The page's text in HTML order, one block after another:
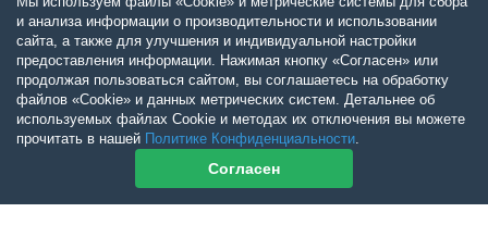
и анализа информации о производительности и использовании
сайта, а также для улучшения и индивидуальной настройки
предоставления информации. Нажимая кнопку «Согласен» или
продолжая пользоваться сайтом, вы соглашаетесь на обработку
файлов «Cookie» и данных метрических систем. Детальнее об
используемых файлах Cookie и методах их отключения вы можете
прочитать в нашей Политике Конфиденциальности.
Согласен